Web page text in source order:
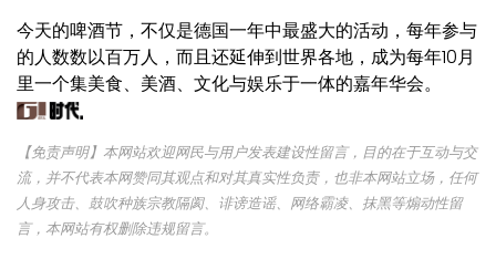
今天的啤酒节，不仅是德国一年中最盛大的活动，每年参与
的人数数以百万人，而且还延伸到世界各地，成为每年10月
里一个集美食、美酒、文化与娱乐于一体的嘉年华会。
【免责声明】本网站欢迎网民与用户发表建设性留言，目的在于互动与交
流，并不代表本网赞同其观点和对其真实性负责，也非本网站立场，任何
人身攻击、鼓吹种族宗教隔阂、诽谤造谣、网络霸凌、抹黑等煽动性留
言，本网站有权删除违规留言。